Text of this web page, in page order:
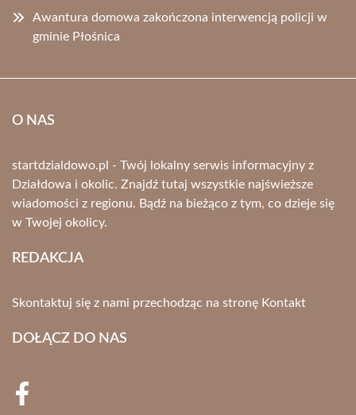
Awantura domowa zakończona interwencją policji w
gminie Płośnica
O NAS
startdzialdowo.pl - Twój lokalny serwis informacyjny z
Działdowa i okolic. Znajdź tutaj wszystkie najświeższe
wiadomości z regionu. Bądź na bieżąco z tym, co dzieje się
w Twojej okolicy.
REDAKCJA
Skontaktuj się z nami przechodząc na stronę Kontakt
DOŁĄCZ DO NAS